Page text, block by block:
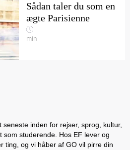
Sådan taler du som en
ægte Parisienne
min
inden for rejser, sprog, kultur,
som studerende. Hos EF lever og
ting, og vi håber af GO vil pirre din